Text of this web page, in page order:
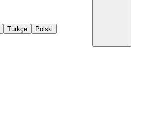
Türkçe
Polski